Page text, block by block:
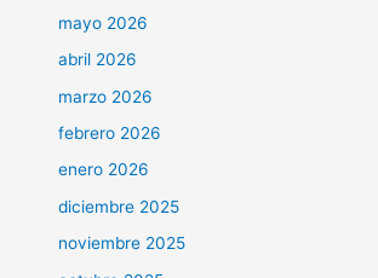
mayo 2026
abril 2026
marzo 2026
febrero 2026
enero 2026
diciembre 2025
noviembre 2025